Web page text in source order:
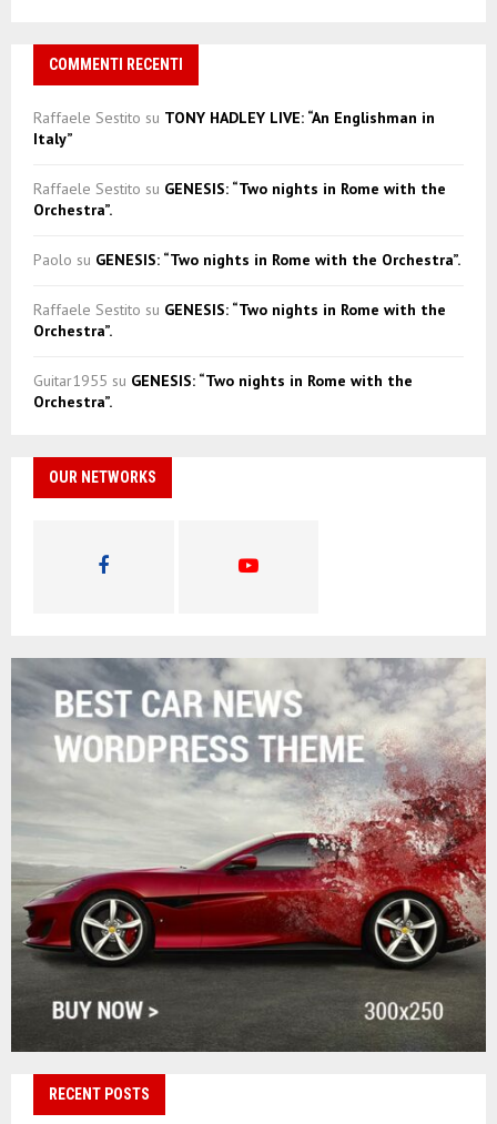
COMMENTI RECENTI
Raffaele Sestito su TONY HADLEY LIVE: “An Englishman in
Italy”
Raffaele Sestito su GENESIS: “Two nights in Rome with the
Orchestra”.
Paolo su GENESIS: “Two nights in Rome with the Orchestra”.
Raffaele Sestito su GENESIS: “Two nights in Rome with the
Orchestra”.
Guitar1955 su GENESIS: “Two nights in Rome with the
Orchestra”.
OUR NETWORKS
RECENT POSTS